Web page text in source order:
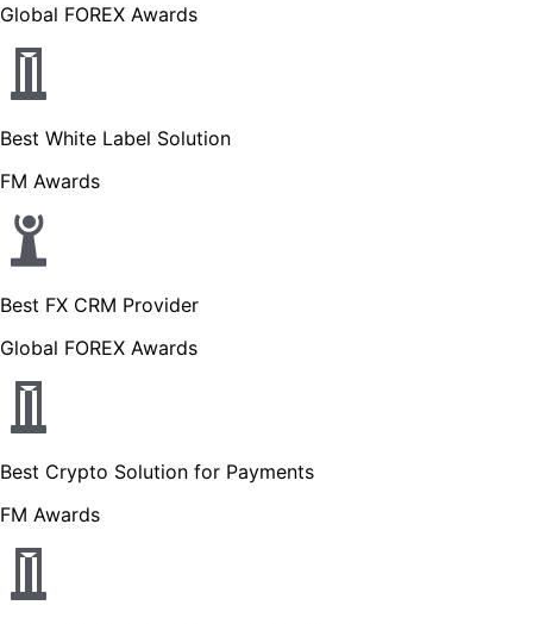
Global FOREX Awards
Best White Label Solution
FM Awards
Best FX CRM Provider
Global FOREX Awards
Best Crypto Solution for Payments
FM Awards